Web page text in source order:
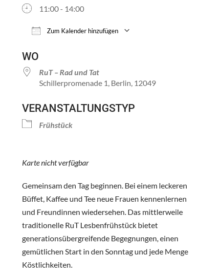
11:00 - 14:00
Zum Kalender hinzufügen
WO
RuT – Rad und Tat
Schillerpromenade 1, Berlin, 12049
VERANSTALTUNGSTYP
Frühstück
Karte nicht verfügbar
Gemeinsam den Tag beginnen. Bei einem leckeren
Büffet, Kaffee und Tee neue Frauen kennenlernen
und Freundinnen wiedersehen. Das mittlerweile
traditionelle RuT Lesbenfrühstück bietet
generationsübergreifende Begegnungen, einen
gemütlichen Start in den Sonntag und jede Menge
Köstlichkeiten.